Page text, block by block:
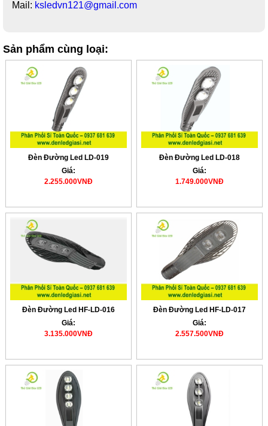
Mail: ksledvn121@gmail.com
Sản phẩm cùng loại:
Đèn Đường Led LD-019
Giá:
2.255.000VNĐ
Đèn Đường Led LD-018
Giá:
1.749.000VNĐ
Đèn Đường Led HF-LD-016
Giá:
3.135.000VNĐ
Đèn Đường Led HF-LD-017
Giá:
2.557.500VNĐ